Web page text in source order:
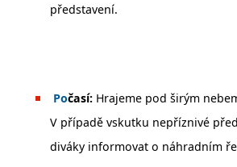
představení.
Počasí: Hrajeme pod širým
V případě vskutku nepříznivé
diváky informovat o náhradním